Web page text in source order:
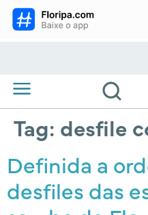
Tag: desfile
Definida a
desfiles das